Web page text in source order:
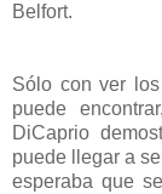
Belfort.
Sólo con ver
puede
DiCaprio
puede llegar a
esperaba que